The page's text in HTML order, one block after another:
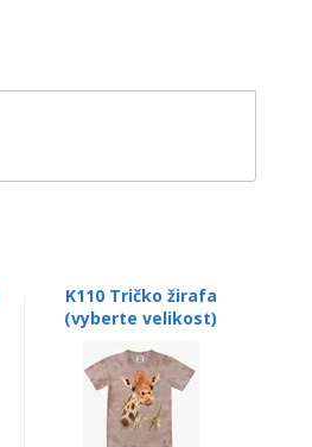
K110 Tričko žirafa
(vyberte velikost)